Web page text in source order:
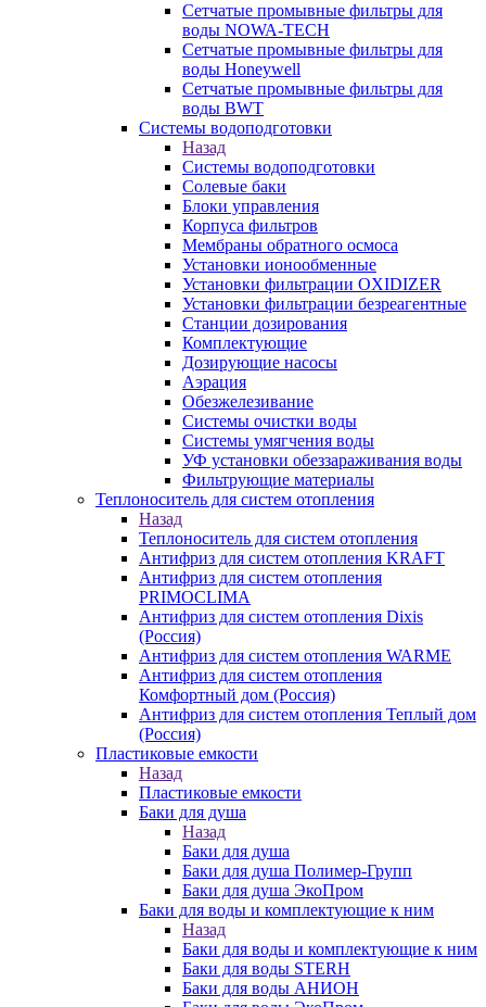
Сетчатые промывные фильтры для
воды NOWA-TECH
Сетчатые промывные фильтры для
воды Honeywell
Сетчатые промывные фильтры для
воды BWT
Системы водоподготовки
Назад
Системы водоподготовки
Солевые баки
Блоки управления
Корпуса фильтров
Мембраны обратного осмоса
Установки ионообменные
Установки фильтрации OXIDIZER
Установки фильтрации безреагентные
Станции дозирования
Комплектующие
Дозирующие насосы
Аэрация
Обезжелезивание
Системы очистки воды
Системы умягчения воды
УФ установки обеззараживания воды
Фильтрующие материалы
Теплоноситель для систем отопления
Назад
Теплоноситель для систем отопления
Антифриз для систем отопления KRAFT
Антифриз для систем отопления
PRIMOCLIMA
Антифриз для систем отопления Dixis
(Россия)
Антифриз для систем отопления WARME
Антифриз для систем отопления
Комфортный дом (Россия)
Антифриз для систем отопления Теплый дом
(Россия)
Пластиковые емкости
Назад
Пластиковые емкости
Баки для душа
Назад
Баки для душа
Баки для душа Полимер-Групп
Баки для душа ЭкоПром
Баки для воды и комплектующие к ним
Назад
Баки для воды и комплектующие к ним
Баки для воды STERH
Баки для воды АНИОН